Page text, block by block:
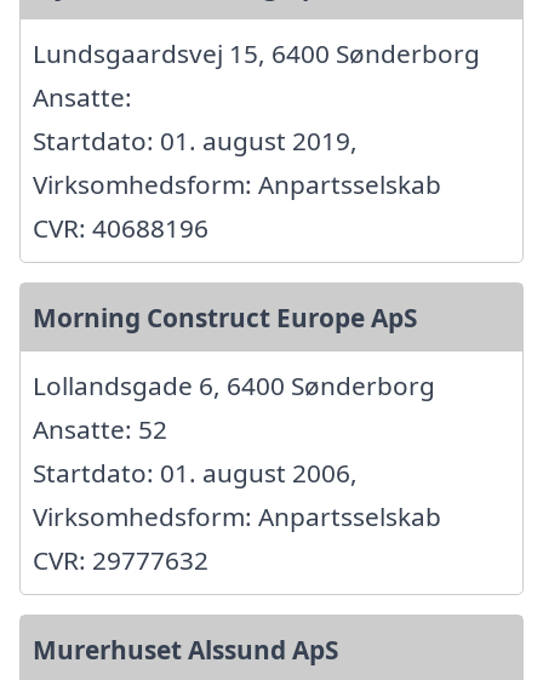
Lundsgaardsvej 15, 6400 Sønderborg
Ansatte:
Startdato: 01. august 2019,
Virksomhedsform: Anpartsselskab
CVR: 40688196
Morning Construct Europe ApS
Lollandsgade 6, 6400 Sønderborg
Ansatte: 52
Startdato: 01. august 2006,
Virksomhedsform: Anpartsselskab
CVR: 29777632
Murerhuset Alssund ApS